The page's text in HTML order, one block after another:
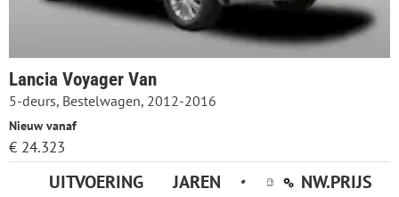
Lancia Voyager Van
5-deurs, Bestelwagen, 2012-2016
Nieuw vanaf
€ 24.323
UITVOERING JAREN NW.PRIJS